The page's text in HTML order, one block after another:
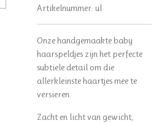
Artikelnummer: ul
Onze handgemaakte baby
haarspeldjes zijn het perfecte
subtiele detail om die
allerkleinste haartjes mee te
versieren.
Zacht en licht van gewicht,